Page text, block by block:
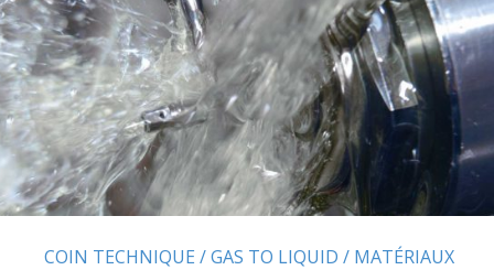
COIN TECHNIQUE /GAS TO LIQUID / MATÉRIAUX